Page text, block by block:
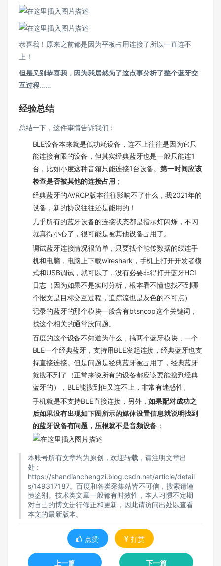
恭喜我！原来之前都是因为平板占用连接了所以一直连不
上！
但是又别恭喜我，因为我居然为了这点事分析了整个蓝牙交
互过程……
经验总结
总结一下，这件事情告诉我们：
BLE设备本来就是低功耗设备，连不上往往是因为它只
能连接有限的设备，但其实经典蓝牙也是一般只能连1
台，比如小度这种音箱只能连接1台设备。 第一时间应该
检查是否被其他的连接占用 ；
经典蓝牙的AVRCP版本往往影响不了什么，我2021年的
设备，新的协议往往还是能用的！
几乎所有的蓝牙设备的连接状态都是指示灯闪烁，不闪
就真得小心了，很可能是被其他设备占用了。
调试蓝牙连接情况很简单，只要找个能传数据的线连手
机和电脑，电脑上下载wireshark，手机上打开开发者模
式和USB调试，就可以了，没有必要非得打开蓝牙HCI
日志（因为如果不是实时分析，根本看不懂也找不到哪
个报文是目标交互过程，追踪流也是灰色的不可点）
记录的蓝牙的那个模块一般含有btsnoop这个关键词，
找这个相关的通常没问题。
百度的这个设备不知道为什么，搞两个蓝牙模块，一个
BLE一个经典蓝牙，支持用BLE发起连接，经典蓝牙也支
持直接连接。但是问题是经典蓝牙被占用了，经典蓝牙
就搜不到了（正常来说所有的设备都应该要能搜到经典
蓝牙的），BLE能搜到但又连不上，非常有迷惑性。
手机就是不支持BLE直接连接，另外， 如果配对成功之
后如果没有出现如下图所示的媒体设置信息就说明找到
的蓝牙设备有问题，压根就不是音频设备 ：
本账号所有文章均为原创，欢迎转载，请注明文章出
处：
https://shandianchengzi.blog.csdn.net/article/detail
s/149317187。百度和各类采集站皆不可信，搜索请谨
慎鉴别。技术类文章一般都有时效性，本人习惯不定期
对自己的博文进行修正和更新，因此请访问出处以查看
本文的最新版本。
点赞 打赏
上一篇 下一篇